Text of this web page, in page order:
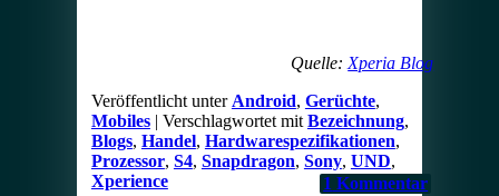
Quelle: Xperia Blog
Veröffentlicht unter Android, Gerüchte,
Mobiles | Verschlagwortet mit Bezeichnung,
Blogs, Handel, Hardwarespezifikationen,
Prozessor, S4, Snapdragon, Sony, UND,
Xperience
1 Kommentar